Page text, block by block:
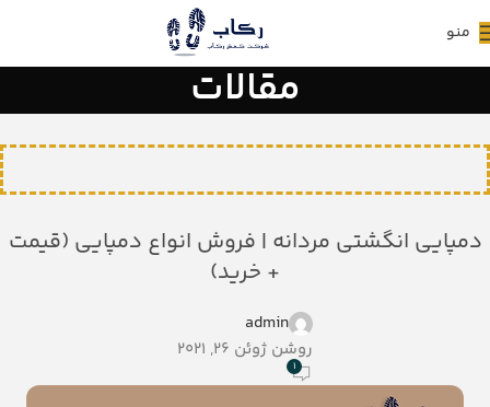
منو
مقالات
دمپایی انگشتی مردانه | فروش انواع دمپایی (قیمت
+ خرید)
admin
روشن ژوئن 26, 2021
1